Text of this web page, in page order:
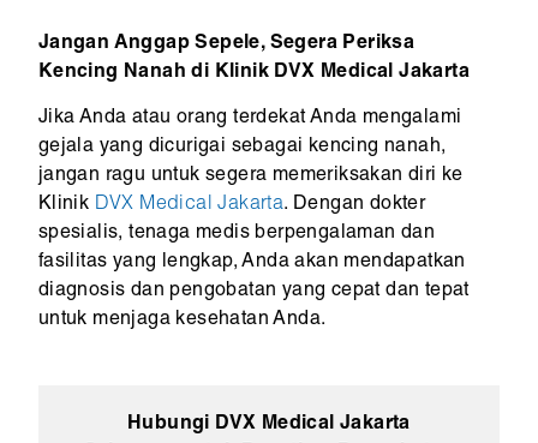
Jangan Anggap Sepele, Segera Periksa
Kencing Nanah di Klinik DVX Medical Jakarta
Jika Anda atau orang terdekat Anda mengalami
gejala yang dicurigai sebagai kencing nanah,
jangan ragu untuk segera memeriksakan diri ke
Klinik DVX Medical Jakarta. Dengan dokter
spesialis, tenaga medis berpengalaman dan
fasilitas yang lengkap, Anda akan mendapatkan
diagnosis dan pengobatan yang cepat dan tepat
untuk menjaga kesehatan Anda.
Hubungi DVX Medical Jakarta